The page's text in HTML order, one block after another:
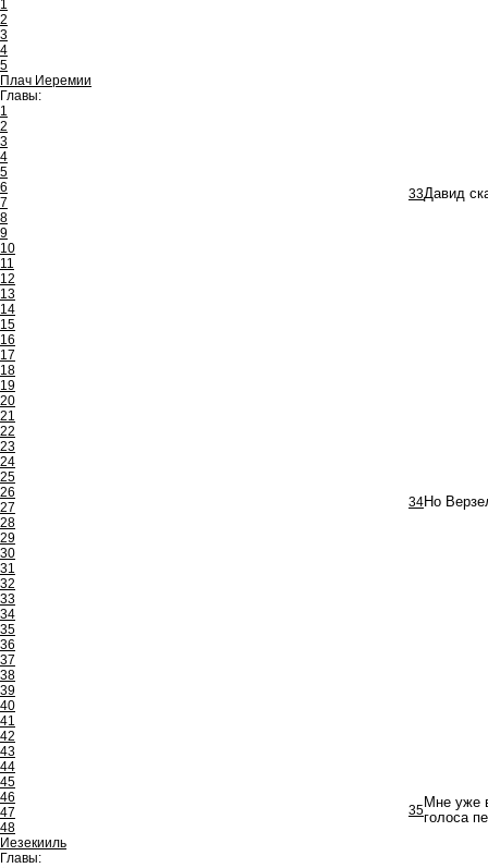
1
2
3
4
5
Плач Иеремии
Главы:
1
2
3
4
5
6
7
8
9
10
11
12
13
14
15
16
17
18
19
20
21
22
23
24
25
26
27
28
29
30
31
32
33
34
35
36
37
38
39
40
41
42
43
44
45
46
47
48
Иезекииль
Главы:
33Давид
34Но
35Мне уже
голоса